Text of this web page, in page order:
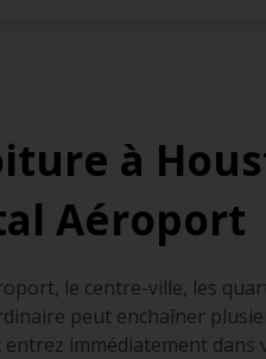
à
Aéroport
le centre-ville, les
peut enchaîner
immédiatement